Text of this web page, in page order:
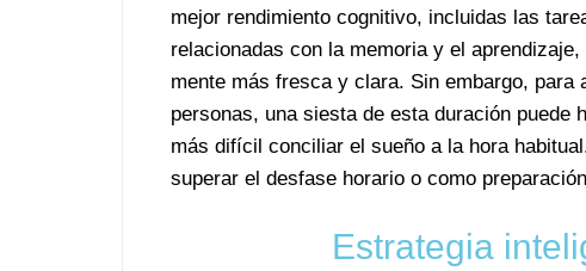
mejor rendimiento cognitivo, incluidas las
relacionadas con la memoria y el aprendizaje,
mente más fresca y clara. Sin embargo, para
personas, una siesta de esta duración puede
más difícil conciliar el sueño a la hora
superar el desfase horario o como
Estrategia